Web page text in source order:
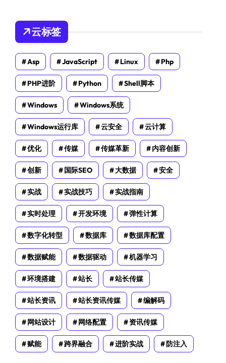
云标签
Asp JavaScript Linux Php
PHP进阶 Python Shell脚本
Windows Windows系统
Windows运行库 云安全 云计算
优化 传媒 传媒革新 内容创新
创新 国际SEO 大数据 安全
实战 实战技巧 实战指南
实时处理 开发环境 弹性计算
数字化转型 数据库 数据库配置
数据赋能 数据驱动 机器学习
环境搭建 站长 站长传媒
站长资讯 站长资讯传媒 编解码
网站设计 网络配置 资讯传媒
赋能 跨界融合 进阶实战 防注入